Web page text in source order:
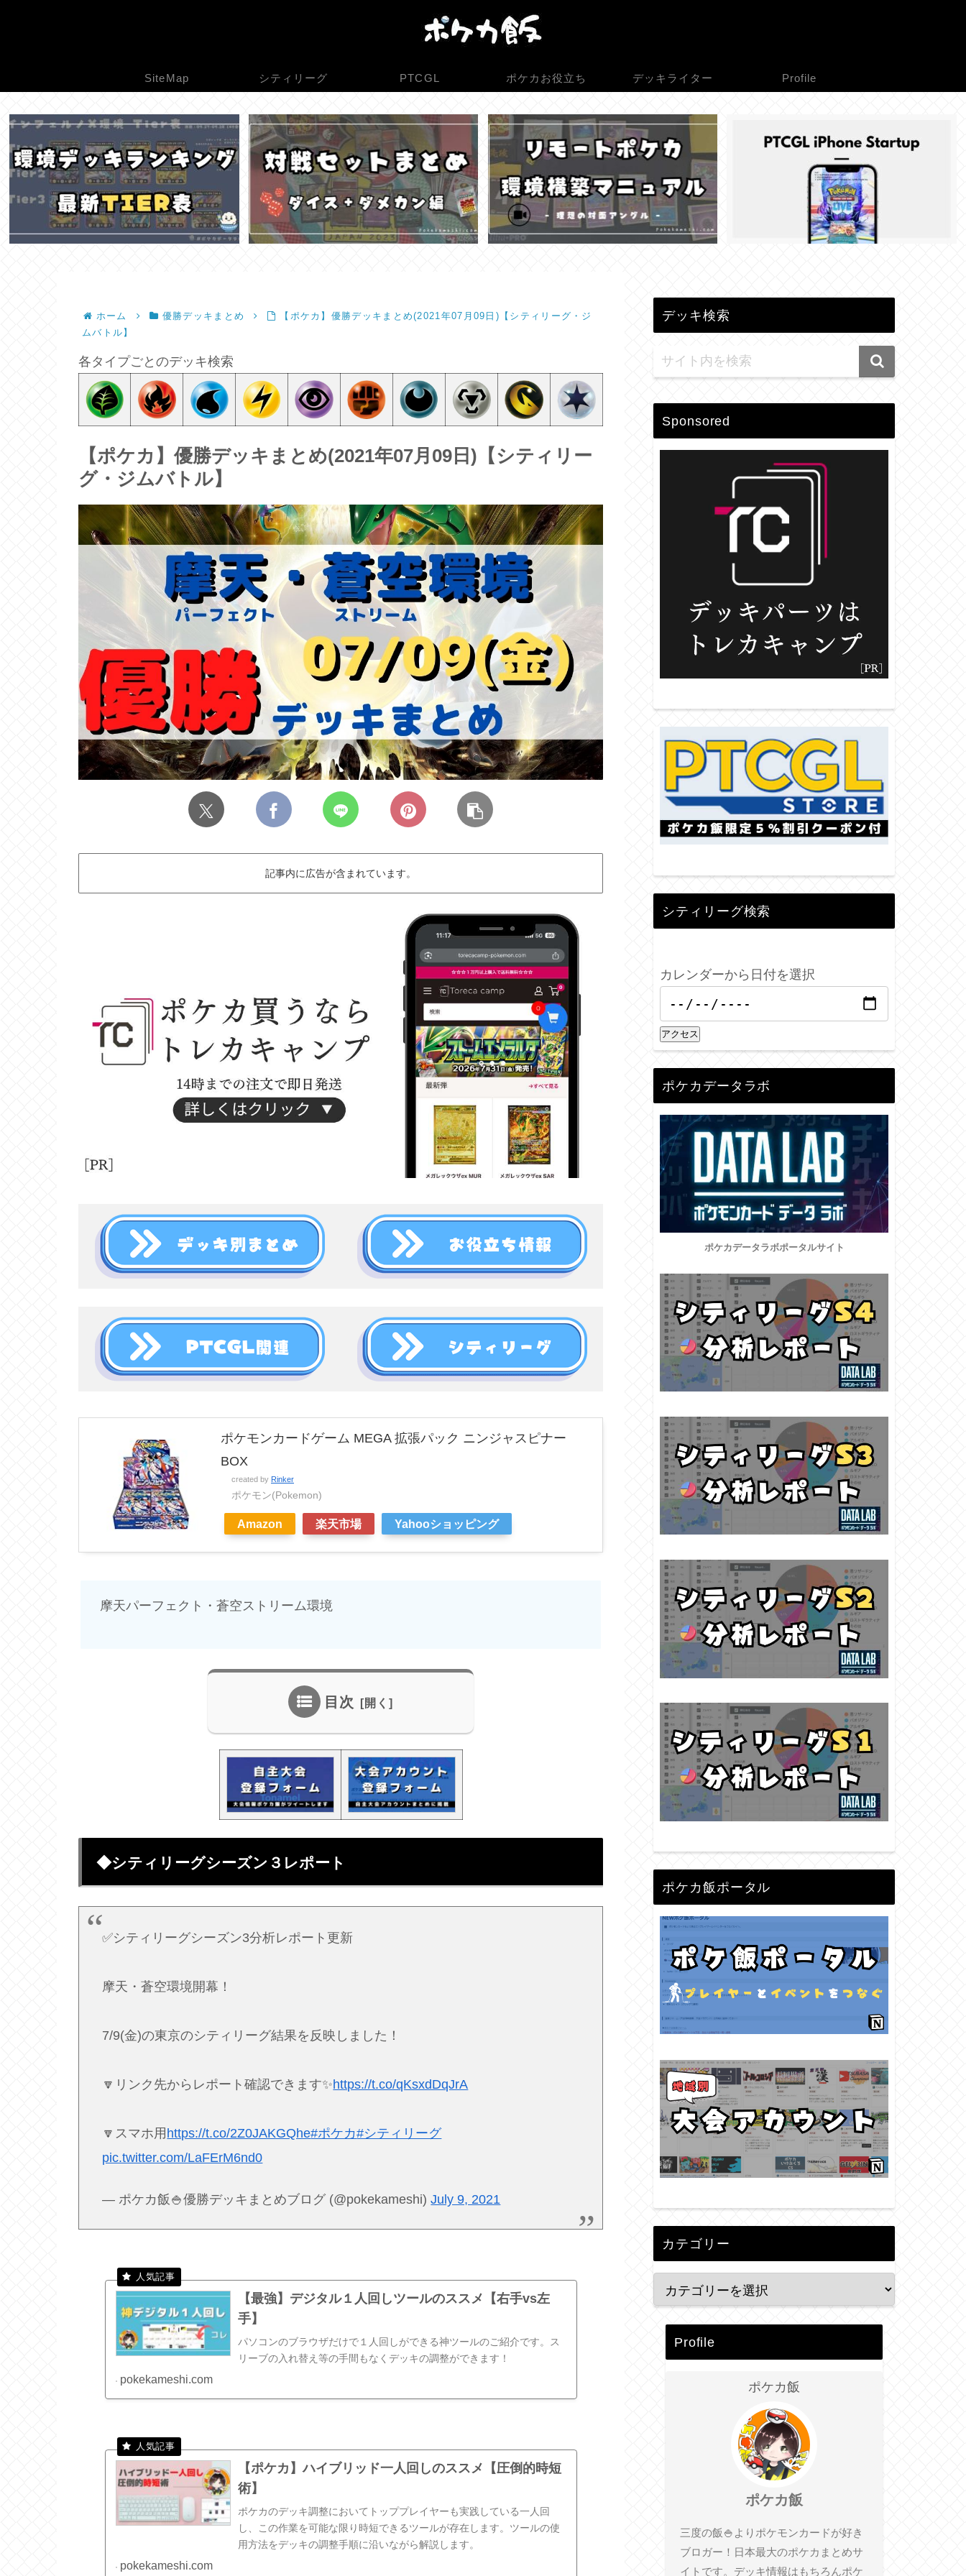
SiteMap シティリーグ PTCGL ポケカお役立ち デッキライター Profile
ホーム 優勝デッキまとめ
【ポケカ】優勝デッキまとめ(2021年07月09日)【シティリーグ・ジ
ムバトル】
各タイプごとのデッキ検索
【ポケカ】優勝デッキまとめ(2021年07月09日)【シティリー
グ・ジムバトル】
記事内に広告が含まれています。
ポケモンカードゲーム MEGA 拡張パック ニンジャスピナー
BOX
created by Rinker
ポケモン(Pokemon)
Amazon 楽天市場 Yahooショッピング
摩天パーフェクト・蒼空ストリーム環境
目次
◆シティリーグシーズン３レポート
✅シティリーグシーズン3分析レポート更新
摩天・蒼空環境開幕！
7/9(金)の東京のシティリーグ結果を反映しました！
🔽リンク先からレポート確認できます✨https://t.co/qKsxdDqJrA
🔽スマホ用 https://t.co/2Z0JAKGQhe#ポケカ#シティリーグ
pic.twitter.com/LaFErM6nd0
— ポケカ飯🍚優勝デッキまとめブログ (@pokekameshi)July 9, 2021
【最強】デジタル１人回しツールのススメ【右手vs左
手】
パソコンのブラウザだけで１人回しができる神ツールのご紹介です。ス
リーブの入れ替え等の手間もなくデッキの調整ができます！
pokekameshi.com
【ポケカ】ハイブリッド一人回しのススメ【圧倒的時短
術】
ポケカのデッキ調整においてトッププレイヤーも実践している一人回
し、この作業を可能な限り時短できるツールが存在します。ツールの使
用方法をデッキの調整手順に沿いながら解説します。
pokekameshi.com
デッキ検索
Sponsored
シティリーグ検索
カレンダーから日付を選択
アクセス
ポケカデータラボ
ポケカデータラボポータルサイト
ポケカ飯ポータル
カテゴリー
Profile
ポケカ飯
ポケカ飯
三度の飯🍚よりポケモンカードが好き
ブロガー！日本最大のポケカまとめサ
イトです。デッキ情報はもちろんポケ